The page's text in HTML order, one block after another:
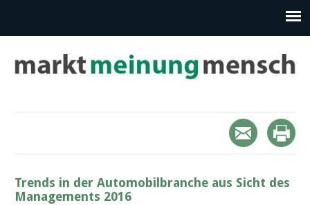
Trends in der Automobilbranche aus Sicht des
Managements 2016